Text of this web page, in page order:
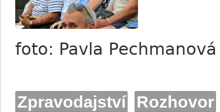
foto: Pavla
Zpravodajství Rozhovor